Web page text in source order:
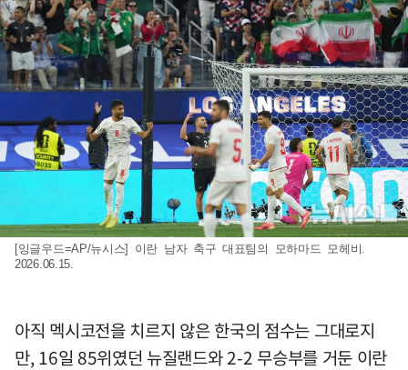
[잉글우드=AP/뉴시스] 이란 남자 축구 대표팀의 모하마드 모헤비.
2026.06.15.
아직 멕시코전을 치르지 않은 한국의 점수는 그대로지
만, 16일 85위였던 뉴질랜드와 2-2 무승부를 거둔 이란